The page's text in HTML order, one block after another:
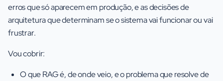
erros que só aparecem em produção, e as decisões de
arquitetura que determinam se o sistema vai funcionar ou vai
frustrar.
Vou cobrir:
O que RAG é, de onde veio, e o problema que resolve de